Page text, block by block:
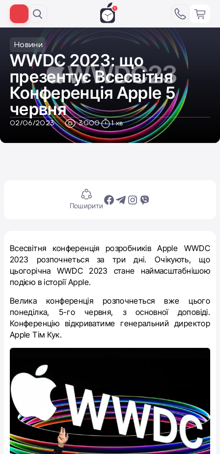
Новини
WWDC 2023: що
презентує Всесвітня
Конференція Apple 5
червня
02/06/2023 3000 1 хв
Поширити
Всесвітня конференція розробників Apple WWDC
2023 розпочнеться за три дні. Очікують, що
цьогорічна WWDC 2023 стане наймасштабнішою
подією в історії Apple.
Велика конференція розпочнеться вже цього
понеділка, 5-го червня, з основної доповіді.
Конференцію відкриватиме генеральний директор
Apple Тім Кук.